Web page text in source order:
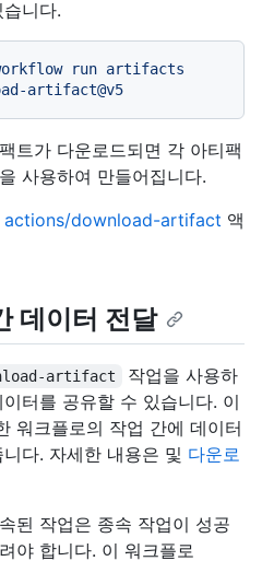
니다.
run artifacts
artifact@v5
트가 다운로드되면 각 아티팩
사용하여 만들어집니다.
actions/download-artifact 액
데이터 전달
artifact
작업을 사용하
터를 공유할 수 있습니다. 이
워크플로의 작업 간에 데이터
다. 자세한 내용은 및 다운로
된 작업은 종속 작업이 성공
야 합니다. 이 워크플로